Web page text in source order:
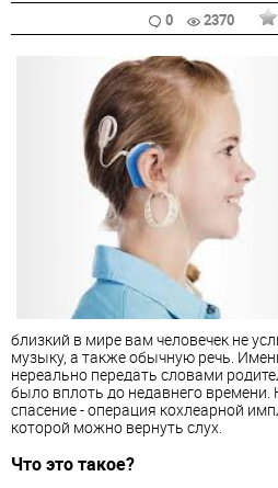
0
2370
близкий в мире вам человечек не
музыку, а также обычную речь.
нереально передать словами
было вплоть до недавнего времени.
спасение - операция кохлеарной
которой можно вернуть слух.
Что это такое?